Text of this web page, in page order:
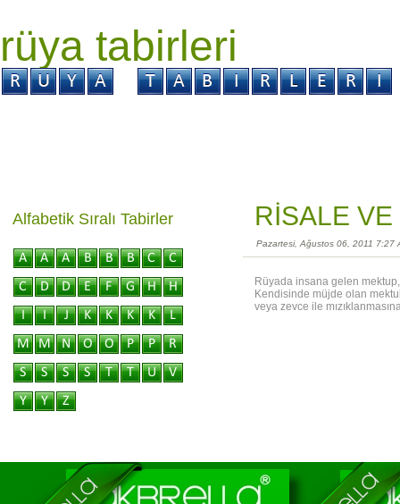
rüya tabirleri
RİSALE
Pazartesi, Ağustos 06, 2011 7:27
Rüyada insana gelen
Kendisinde müjde olan
veya zevce ile
Alfabetik Sıralı Tabirler